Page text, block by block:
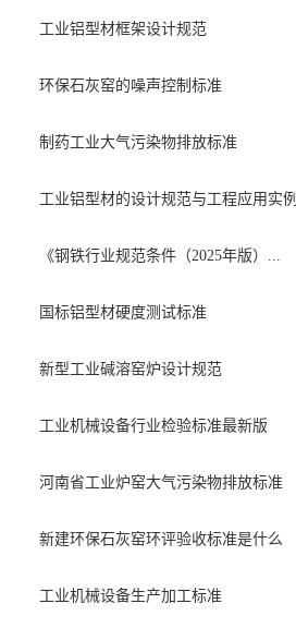
工业铝型材框架设计规范
环保石灰窑的噪声控制标准
制药工业大气污染物排放标准
工业铝型材的设计规范与工程应用实例
《钢铁行业规范条件（2025年版）...
国标铝型材硬度测试标准
新型工业碱溶窑炉设计规范
工业机械设备行业检验标准最新版
河南省工业炉窑大气污染物排放标准
新建环保石灰窑环评验收标准是什么
工业机械设备生产加工标准